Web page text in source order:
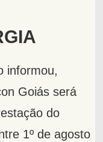
informou,
Goiás será
do
1º de agosto